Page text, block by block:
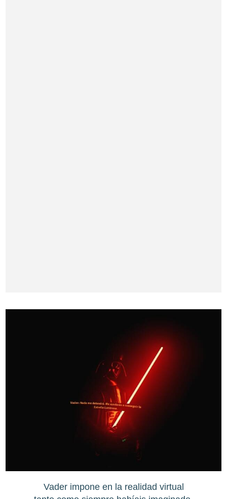
Vader impone en la realidad virtual